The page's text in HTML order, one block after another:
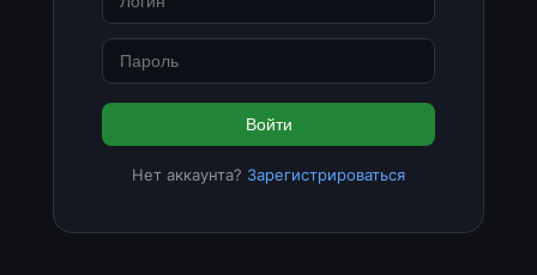
Войти
Нет аккаунта? Зарегистрироваться